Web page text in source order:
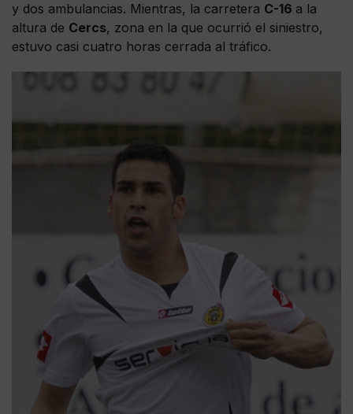
y dos ambulancias. Mientras, la carretera C-16 a la
altura de Cercs, zona en la que ocurrió el siniestro,
estuvo casi cuatro horas cerrada al tráfico.